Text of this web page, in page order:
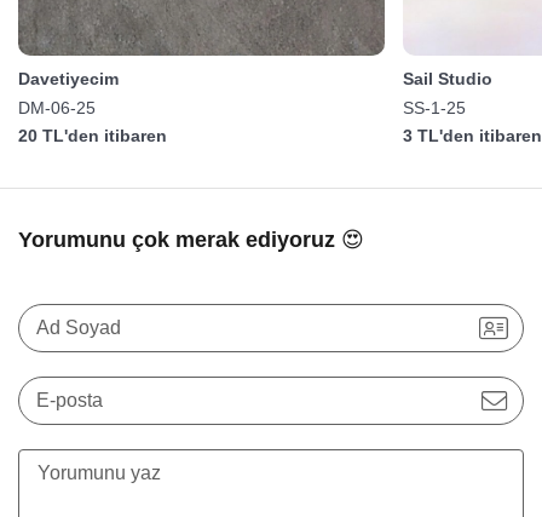
Davetiyecim
DM-06-25
20 TL'den itibaren
Sail Studio
SS-1-25
3 TL'den itibaren
Yorumunu çok merak ediyoruz 😍
Ad Soyad
E-posta